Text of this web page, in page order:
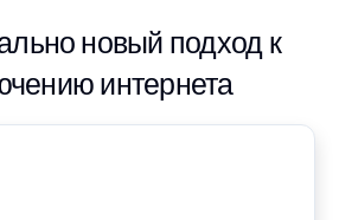
новый подход к
интернета